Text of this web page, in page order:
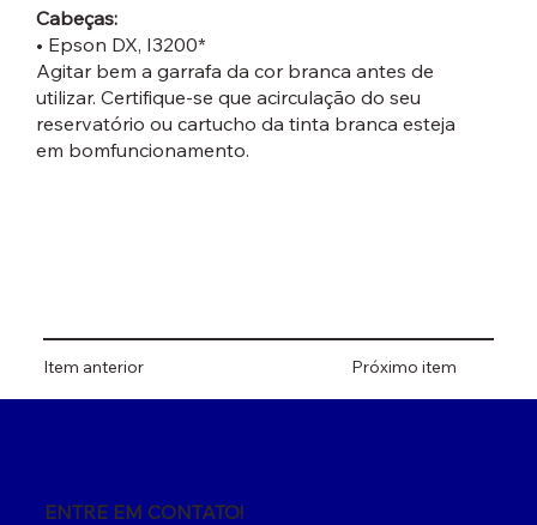
Cabeças:
• Epson DX, I3200*
Agitar bem a garrafa da cor branca antes de
utilizar. Certifique-se que acirculação do seu
reservatório ou cartucho da tinta branca esteja
em bomfuncionamento.
Próximo item
Item anterior
ENTRE EM CONTATO!